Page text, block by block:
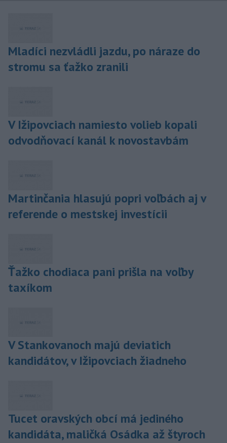
Mladíci nezvládli jazdu, po náraze do
stromu sa ťažko zranili
V Ižipovciach namiesto volieb kopali
odvodňovací kanál k novostavbám
Martinčania hlasujú popri voľbách aj v
referende o mestskej investícii
Ťažko chodiaca pani prišla na voľby
taxíkom
V Stankovanoch majú deviatich
kandidátov, v Ižipovciach žiadneho
Tucet oravských obcí má jediného
kandidáta, maličká Osádka až štyroch